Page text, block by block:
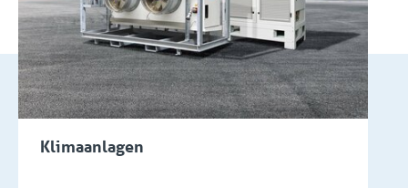
Klimaanlagen